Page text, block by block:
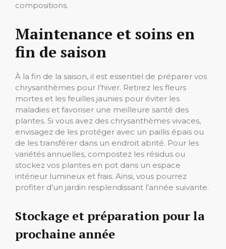
compositions.
Maintenance et soins en
fin de saison
À la fin de la saison, il est essentiel de préparer vos
chrysanthèmes pour l’hiver. Retirez les fleurs
mortes et les feuilles jaunies pour éviter les
maladies et favoriser une meilleure santé des
plantes. Si vous avez des chrysanthèmes vivaces,
envisagez de les protéger avec un paillis épais ou
de les transférer dans un endroit abrité. Pour les
variétés annuelles, compostez les résidus ou
stockez vos plantes en pot dans un espace
intérieur lumineux et frais. Ainsi, vous pourrez
profiter d’un jardin resplendissant l’année suivante.
Stockage et préparation pour la
prochaine année